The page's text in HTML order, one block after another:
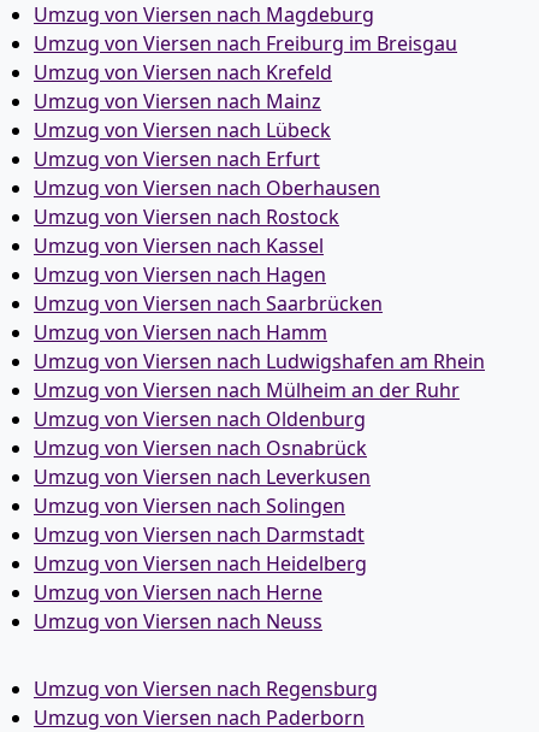
Umzug von Viersen nach Magdeburg
Umzug von Viersen nach Freiburg im Breisgau
Umzug von Viersen nach Krefeld
Umzug von Viersen nach Mainz
Umzug von Viersen nach Lübeck
Umzug von Viersen nach Erfurt
Umzug von Viersen nach Oberhausen
Umzug von Viersen nach Rostock
Umzug von Viersen nach Kassel
Umzug von Viersen nach Hagen
Umzug von Viersen nach Saarbrücken
Umzug von Viersen nach Hamm
Umzug von Viersen nach Ludwigshafen am Rhein
Umzug von Viersen nach Mülheim an der Ruhr
Umzug von Viersen nach Oldenburg
Umzug von Viersen nach Osnabrück
Umzug von Viersen nach Leverkusen
Umzug von Viersen nach Solingen
Umzug von Viersen nach Darmstadt
Umzug von Viersen nach Heidelberg
Umzug von Viersen nach Herne
Umzug von Viersen nach Neuss
Umzug von Viersen nach Regensburg
Umzug von Viersen nach Paderborn